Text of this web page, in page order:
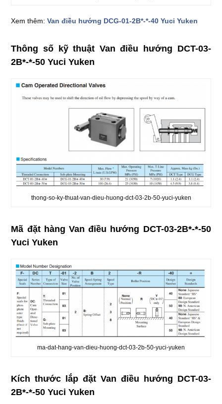
Xem thêm:Van điều hướng DCG-01-2B*-*-40 Yuci Yuken
Thông số kỹ thuật Van điều hướng DCT-03-
2B*-*-50 Yuci Yuken
thong-so-ky-thuat-van-dieu-huong-dct-03-2b-50-yuci-yuken
Mã đặt hàng Van điều hướng DCT-03-2B*-*-50
Yuci Yuken
ma-dat-hang-van-dieu-huong-dct-03-2b-50-yuci-yuken
Kích thước lắp đặt Van điều hướng DCT-03-
2B*-*-50 Yuci Yuken